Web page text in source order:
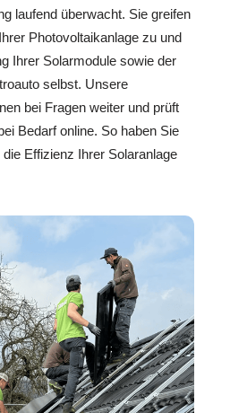
laufend überwacht. Sie greifen
Photovoltaikanlage zu und
Ihrer Solarmodule sowie der
selbst. Unsere
bei Fragen weiter und prüft
Bedarf online. So haben Sie
Effizienz Ihrer Solaranlage